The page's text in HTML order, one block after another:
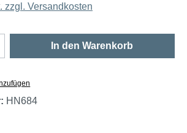
zzgl. Versandkosten
Gib den gewünschten
In den Warenkorb
HN684